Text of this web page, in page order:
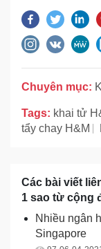
Chuyên mục:
Tags: khai tử
tẩy chay H&M
Các bài viết
1 sao từ cộng
Nhiều ngân
Singapore